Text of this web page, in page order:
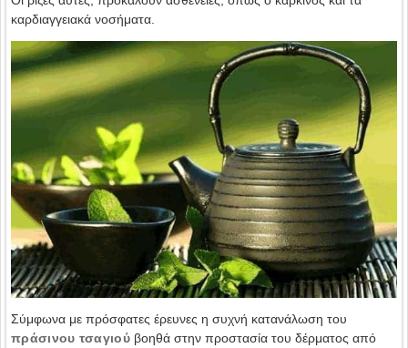
καρδιαγγειακά νοσήματα.
Σύμφωνα με πρόσφατες έρευνες η συχνή κατανάλωση του
πράσινου τσαγιούβοηθά στην προστασία του δέρματος από